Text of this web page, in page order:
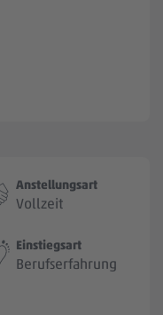
Anstellungsart
Vollzeit
Einstiegsart
Berufserfahrung